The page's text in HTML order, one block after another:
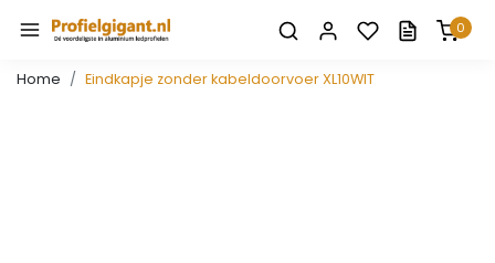
0
Home Eindkapje zonder kabeldoorvoer XL10WIT